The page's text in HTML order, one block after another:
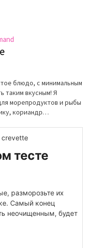
блюдо, с минимальным
таким вкусным! Я
морепродуктов и рыбы
кориандр…
тесте
разморозьте их
Самый конец
неочищенным, будет